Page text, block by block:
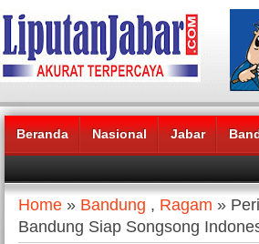
Beranda Nasional Jabar
Headlines News :
Home » Bandung , Ragam »
Bandung Siap Songsong